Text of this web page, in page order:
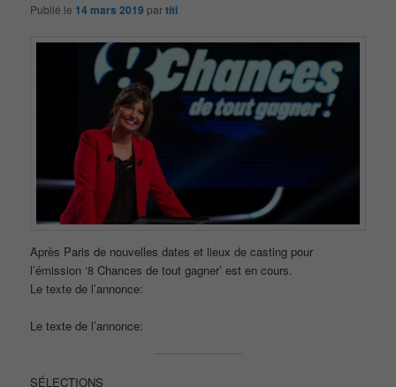
Publié le 14 mars 2019 partiti
Après Paris de nouvelles dates et lieux de casting pour
l’émission ‘8 Chances de tout gagner’ est en cours.
Le texte de l’annonce:
Le texte de l’annonce:
SÉLECTIONS